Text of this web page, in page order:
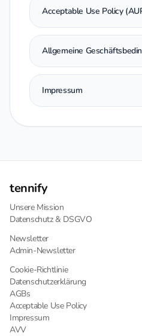
Acceptable Use Policy
Allgemeine
Impressum
tennify
Unsere Mission
Datenschutz & DSGVO
Newsletter
Admin-Newsletter
Cookie-Richtlinie
Datenschutzerklärung
AGBs
Acceptable Use Policy
Impressum
AVV